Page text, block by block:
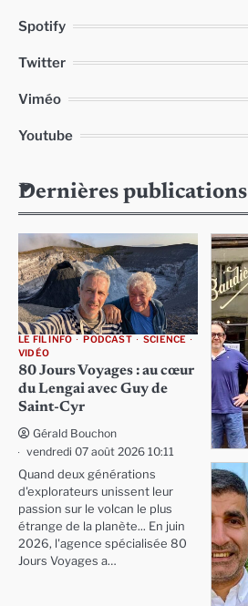
Spotify
Twitter
Viméo
Youtube
Dernières publications
LE FIL INFO PODCAST
SCIENCE
VIDÉO
80 Jours Voyages : au cœur
du Lengai avec Guy de
Saint-Cyr
Gérald Bouchon
vendredi 07 août 2026 10:11
Quand deux générations
d'explorateurs unissent leur
passion sur le volcan le plus
étrange de la planète... En juin
2026, l'agence spécialisée 80
Jours Voyages a…